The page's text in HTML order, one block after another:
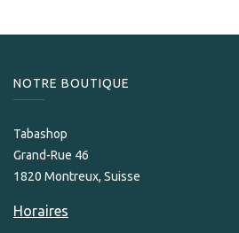
NOTRE BOUTIQUE
Tabashop
Grand-Rue 46
1820 Montreux, Suisse
Horaires